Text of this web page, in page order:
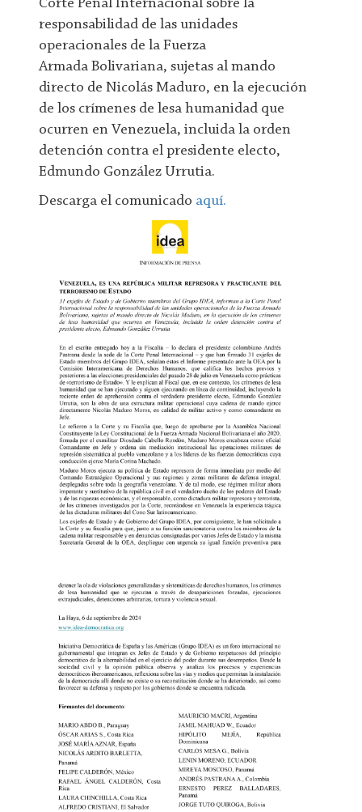
Corte Penal Internacional sobre la
responsabilidad de las unidades
operacionales de la Fuerza
Armada Bolivariana, sujetas al mando
directo de Nicolás Maduro, en la ejecución
de los crímenes de lesa humanidad que
ocurren en Venezuela, incluida la orden
detención contra el presidente electo,
Edmundo González Urrutia.
Descarga el comunicado aquí.